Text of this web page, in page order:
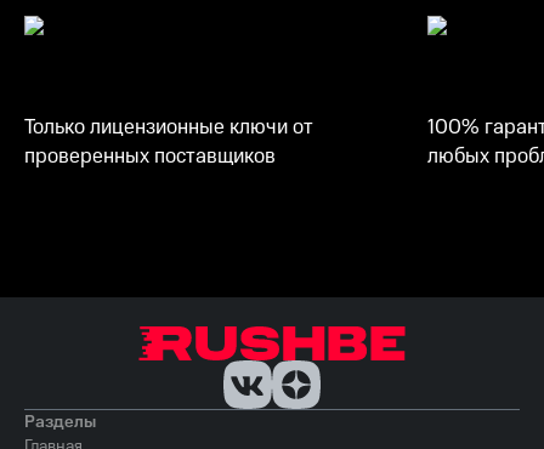
Только лицензионные ключи от
проверенных поставщиков
100%
любых
Разделы